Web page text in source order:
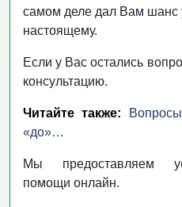
самом деле дал Вам шанс
настоящему.
Если у Вас остались
консультацию.
Читайте также:
«до»…
Мы предоставляем
помощи онлайн.